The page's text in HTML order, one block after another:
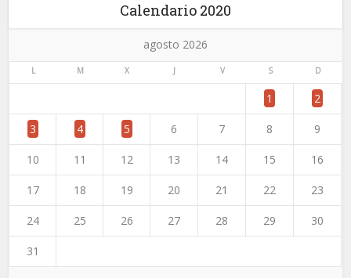
Calendario 2020
agosto 2026
L M X J V S D
1 2
3 4 5 6 7 8 9
10 11 12 13 14 15 16
17 18 19 20 21 22 23
24 25 26 27 28 29 30
31